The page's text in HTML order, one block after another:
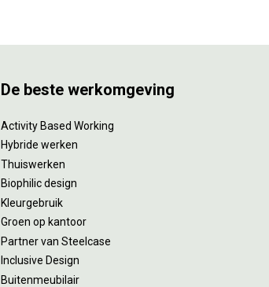
De beste werkomgeving
Activity Based Working
Hybride werken
Thuiswerken
Biophilic design
Kleurgebruik
Groen op kantoor
Partner van Steelcase
Inclusive Design
Buitenmeubilair